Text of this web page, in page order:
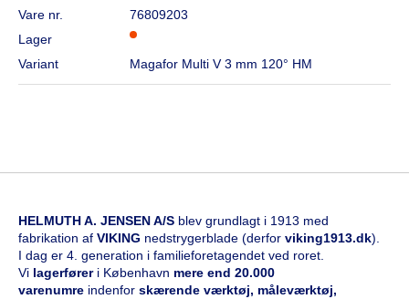
Vare nr.
76809203
Lager
Variant
Magafor Multi V 3 mm 120° HM
HELMUTH A. JENSEN A/S blev grundlagt i 1913 med
fabrikation af VIKING nedstrygerblade (derfor viking1913.dk).
I dag er 4. generation i familieforetagendet ved roret.
Vi lagerfører i København mere end 20.000
varenumre indenfor skærende værktøj, måleværktøj,